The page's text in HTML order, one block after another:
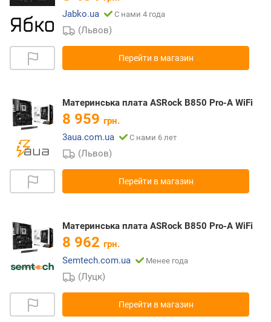
Jabko.ua
С нами 4 года
(Львов)
Перейти в магазин
Материнська плата ASRock B850 Pro-A WiFi
8 959 грн.
3aua.com.ua
С нами 6 лет
(Львов)
Перейти в магазин
Материнська плата ASRock B850 Pro-A WiFi
8 962 грн.
Semtech.com.ua
Менее года
(Луцк)
Перейти в магазин